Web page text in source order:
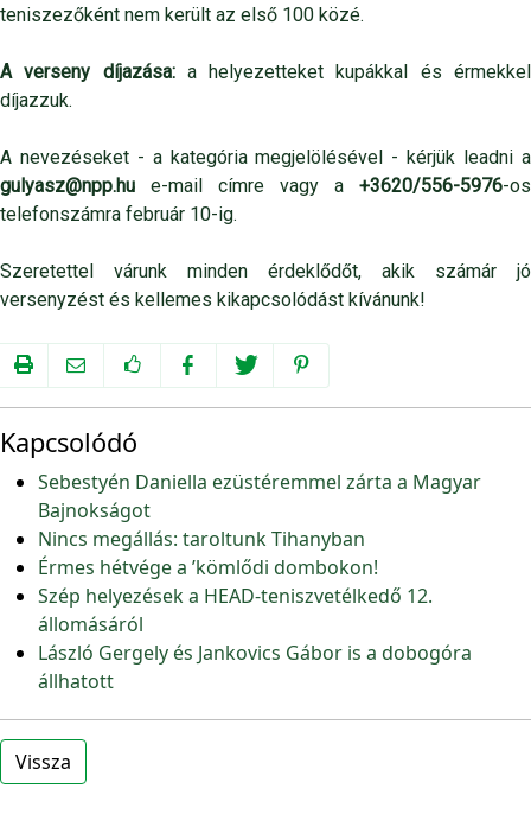
teniszezőként nem került az első 100 közé.
A verseny díjazása:a helyezetteket kupákkal és érmekkel
díjazzuk.
A nevezéseket - a kategória megjelölésével - kérjük leadni a
gulyasz@npp.hu e-mail címre vagy a +3620/556-5976-os
telefonszámra február 10-ig.
Szeretettel várunk minden érdeklődőt, akik számár jó
versenyzést és kellemes kikapcsolódást kívánunk!
Kapcsolódó
Sebestyén Daniella ezüstéremmel zárta a Magyar
Bajnokságot
Nincs megállás: taroltunk Tihanyban
Érmes hétvége a ’kömlődi dombokon!
Szép helyezések a HEAD-teniszvetélkedő 12.
állomásáról
László Gergely és Jankovics Gábor is a dobogóra
állhatott
Vissza